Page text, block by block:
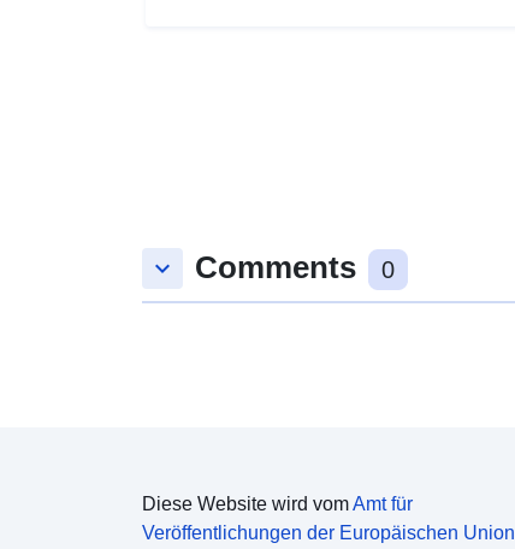
keyboard_arrow_down Comments 0
Diese Website wird vomAmt für
Veröffentlichungen der Europäischen Union